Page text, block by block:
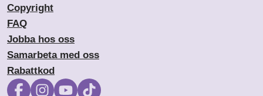
Copyright
FAQ
Jobba hos oss
Samarbeta med oss
Rabattkod